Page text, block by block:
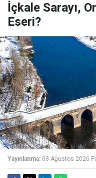
İçkale Sarayı,
Eseri?
Yayınlanma: 03 Ağustos 2026